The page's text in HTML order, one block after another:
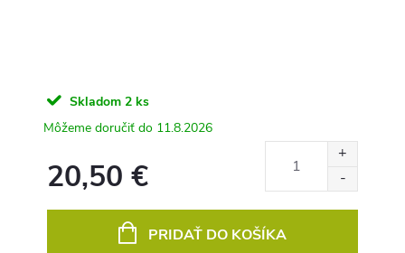
Skladom 2 ks
11.8.2026
20,50 €
PRIDAŤ DO KOŠÍKA